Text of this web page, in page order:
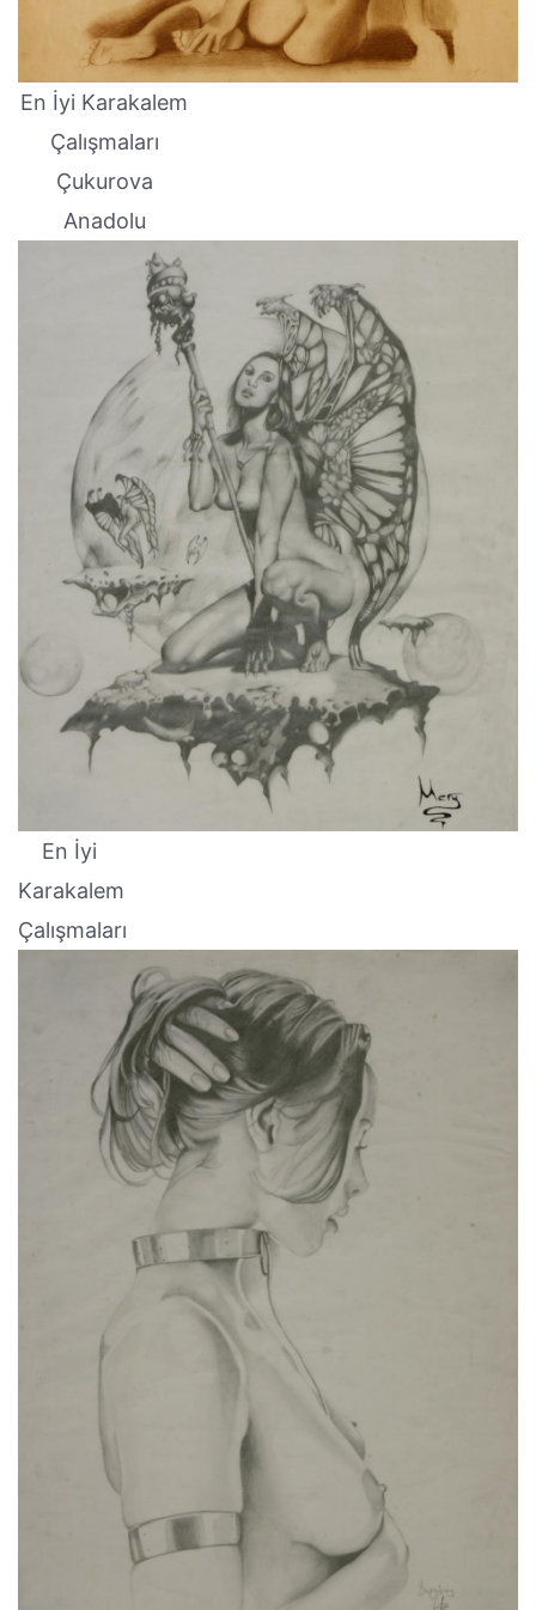
En İyi Karakalem
Çalışmaları
Çukurova
Anadolu
En İyi
Karakalem
Çalışmaları